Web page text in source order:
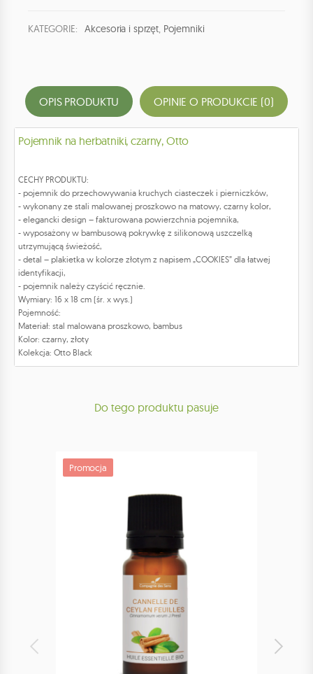
KATEGORIE: Akcesoria i sprzęt, Pojemniki
OPIS PRODUKTU OPINIE O PRODUKCIE (0)
Pojemnik na herbatniki, czarny, Otto
CECHY PRODUKTU:
- pojemnik do przechowywania kruchych ciasteczek i pierniczków,
- wykonany ze stali malowanej proszkowo na matowy, czarny kolor,
- elegancki design – fakturowana powierzchnia pojemnika,
- wyposażony w bambusową pokrywkę z silikonową uszczelką
utrzymującą świeżość,
- detal – plakietka w kolorze złotym z napisem „COOKIES” dla łatwej
identyfikacji,
- pojemnik należy czyścić ręcznie.
Wymiary: 16 x 18 cm (śr. x wys.)
Pojemność:
Materiał: stal malowana proszkowo, bambus
Kolor: czarny, złoty
Kolekcja: Otto Black
Do tego produktu pasuje
Promocja